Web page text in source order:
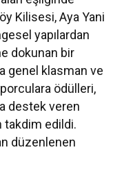
Kilisesi, Aya Yani
yapılardan
dokunan bir
genel klasman ve
ödülleri,
destek veren
takdim edildi.
düzenlenen